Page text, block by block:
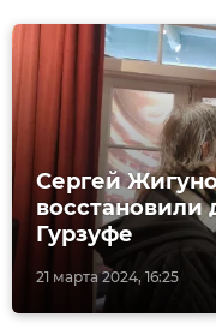
21 марта 2024, 16:25
Сергей
восстановили
Гурзуфе